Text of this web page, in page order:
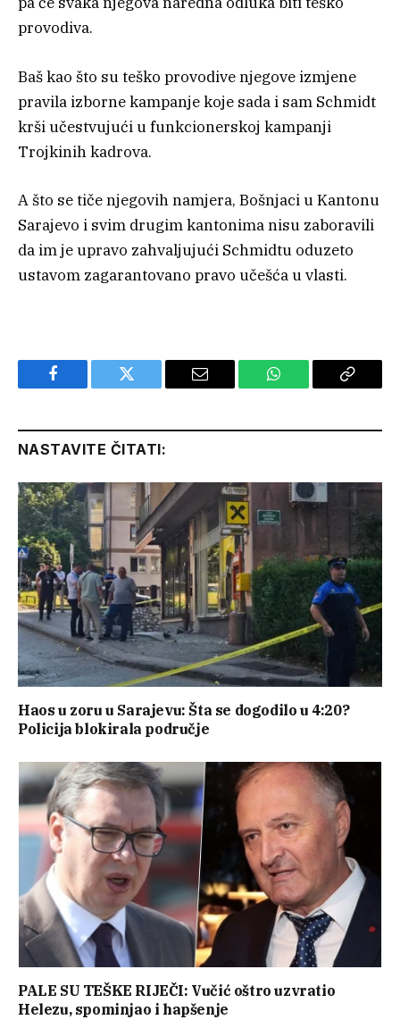
provodiva.
Baš kao što su teško provodive njegove izmjene
pravila izborne kampanje koje sada i sam Schmidt
krši učestvujući u funkcionerskoj kampanji
Trojkinih kadrova.
A što se tiče njegovih namjera, Bošnjaci u Kantonu
Sarajevo i svim drugim kantonima nisu zaboravili
da im je upravo zahvaljujući Schmidtu oduzeto
ustavom zagarantovano pravo učešća u vlasti.
Facebook Twitter Email WhatsApp Copy
NASTAVITE ČITATI:
Haos u zoru u Sarajevu: Šta se dogodilo u 4:20?
Policija blokirala područje
PALE SU TEŠKE RIJEČI: Vučić oštro uzvratio
Helezu, spominjao i hapšenje